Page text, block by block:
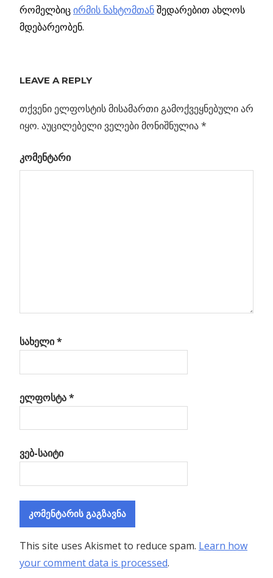
რომელბიცირმის ნახტომთანშედარებით ახლოს
მდებარეობენ.
ᲖᲔᲛᲐᲡᲘᲣᲠᲘ
ᲮᲕᲠᲔᲚᲘ
პოსტის
Previous
Post:
ეს უცნაური
ჯუჯა
LEAVE A REPLY
თქვენი ელფოსტის მისამართი გამოქვეყნებული არ
იყო. აუცილებელი ველები მონიშნულია*
კომენტარი
სახელი*
ელფოსტა*
ვებ-საიტი
This site uses Akismet to reduce spam. Learn how
your comment data is processed.